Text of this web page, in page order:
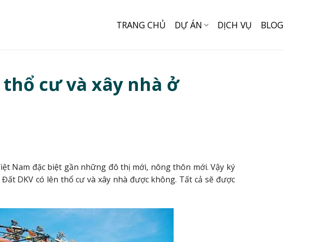
TRANG CHỦ DỰ ÁN DỊCH VỤ BLOG
cư và xây nhà ở
Nam đặc biệt gần những đô thị mới, nông thôn mới. Vậy ký
DKV có lên thổ cư và xây nhà được không. Tất cả sẽ được